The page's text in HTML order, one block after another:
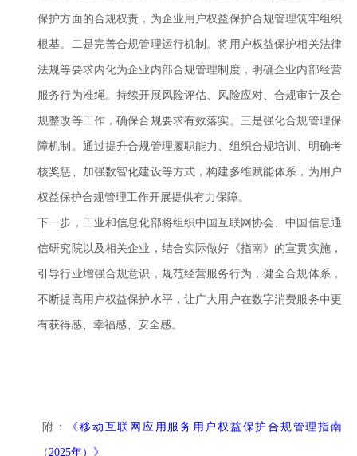
保护方面的合规权责，为企业用户权益保护合规管理筑牢组织
根基。二是完善合规管理运行机制。将用户权益保护相关法律
法规等要求内化为企业内部合规管理制度，明确企业内部经营
服务行为准绳。持续开展风险评估、风险应对、合规审计及合
规整改等工作，确保合规要求有效落实。三是强化合规管理保
障机制。通过提升合规管理履职能力、组织合规培训、明确考
核奖惩、加强数智化建设等方式，构建多维赋能体系，为用户
权益保护合规管理工作开展提供有力保障。
下一步，工业和信息化部将组织中国互联网协会、中国信息通
信研究院以及相关企业，结合实际做好《指南》的宣贯实施，
引导行业增强合规意识，规范经营服务行为，健全合规体系，
不断提高用户权益保护水平，让广大用户在数字消费服务中更
有获得感、幸福感、安全感。
附： 《移动互联网应用服务用户权益保护合规管理指南
（2025年）》